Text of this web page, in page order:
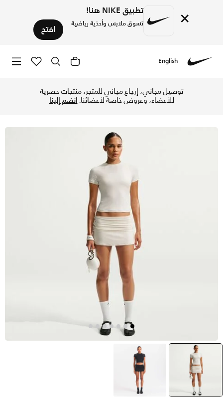
× تطبيق NIKE هنا!
تسوق ملابس وأحذية رياضية افتح
English
توصيل مجاني، إرجاع مجاني للمتجر، منتجات حصرية
للأعضاء، وعروض خاصة لأعضائنا.انضم إلينا
selected
أبيض أسود